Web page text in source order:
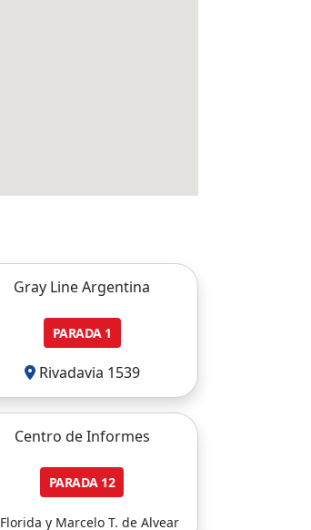
Gray Line Argentina
PARADA1
Rivadavia 1539
Centro de Informes
PARADA12
Florida y Marcelo T. de Alvear